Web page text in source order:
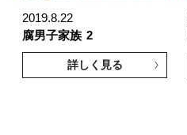
2019.8.22
腐男子家族 2
詳しく見る